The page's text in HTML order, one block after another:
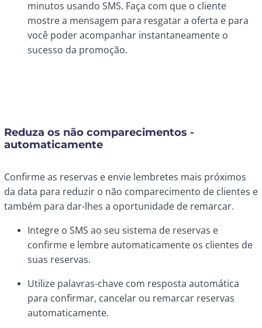
minutos usando SMS. Faça com que o cliente
mostre a mensagem para resgatar a oferta e para
você poder acompanhar instantaneamente o
sucesso da promoção.
Reduza os não comparecimentos -
automaticamente
Confirme as reservas e envie lembretes mais próximos
da data para reduzir o não comparecimento de clientes e
também para dar-lhes a oportunidade de remarcar.
Integre o SMS ao seu sistema de reservas e
confirme e lembre automaticamente os clientes de
suas reservas.
Utilize palavras-chave com resposta automática
para confirmar, cancelar ou remarcar reservas
automaticamente.